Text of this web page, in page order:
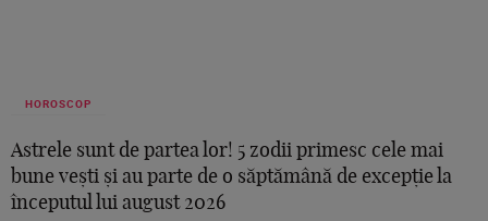
HOROSCOP
Astrele sunt de partea lor! 5 zodii primesc cele mai
bune vești și au parte de o săptămână de excepție la
începutul lui august 2026